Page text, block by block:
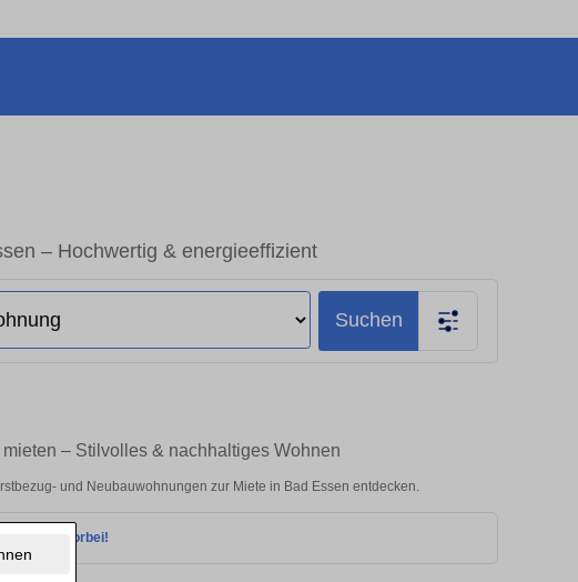
– Hochwertig & energieeffizient
Suchen
– Stilvolles & nachhaltiges Wohnen
und Neubauwohnungen zur Miete in Bad Essen entdecken.
wieder vorbei!